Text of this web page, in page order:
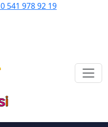
0 541 978 92 19